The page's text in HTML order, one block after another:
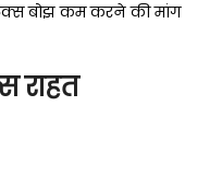
टैक्स बोझ कम करने की मांग
राहत